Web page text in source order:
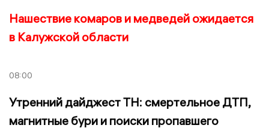
Нашествие комаров и медведей ожидается
в Калужской области
08:00
Утренний дайджест ТН: смертельное ДТП,
магнитные бури и поиски пропавшего